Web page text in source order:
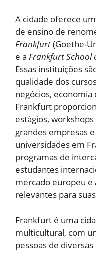
A cidade oferece
de ensino de
Frankfurt(Goethe-
e a Frankfurt School
Essas instituições
qualidade dos
negócios, economia
Frankfurt
estágios,
grandes empresas
universidades em
programas de
estudantes
mercado europeu
relevantes para
Frankfurt é uma
multicultural, com
pessoas de